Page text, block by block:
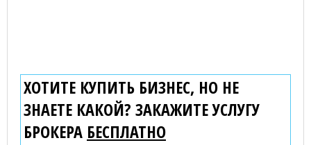
ХОТИТЕ КУПИТЬ БИЗНЕС, НО НЕ
ЗНАЕТЕ КАКОЙ? ЗАКАЖИТЕ УСЛУГУ
БРОКЕРА БЕСПЛАТНО